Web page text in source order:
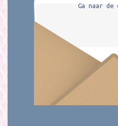
Ga naar de